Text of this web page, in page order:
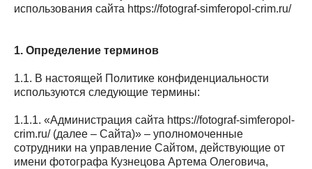
использования сайта https://fotograf-simferopol-crim.ru/
1. Определение терминов
1.1. В настоящей Политике конфиденциальности
используются следующие термины:
1.1.1. «Администрация сайта https://fotograf-simferopol-
crim.ru/ (далее – Сайта)» – уполномоченные
сотрудники на управление Сайтом, действующие от
имени фотографа Кузнецова Артема Олеговича,